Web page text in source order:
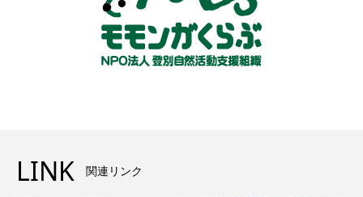
LINK 関連リンク